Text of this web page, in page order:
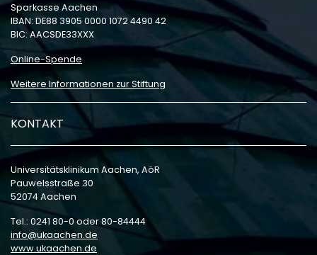
Sparkasse Aachen
IBAN: DE88 3905 0000 1072 4490 42
BIC: AACSDE33XXX
Online-Spende
Weitere Informationen zur Stiftung
KONTAKT
Universitätsklinikum Aachen, AöR
Pauwelsstraße 30
52074 Aachen
Tel.: 0241 80-0 oder 80-84444
info
ukaachen de
www.ukaachen.de